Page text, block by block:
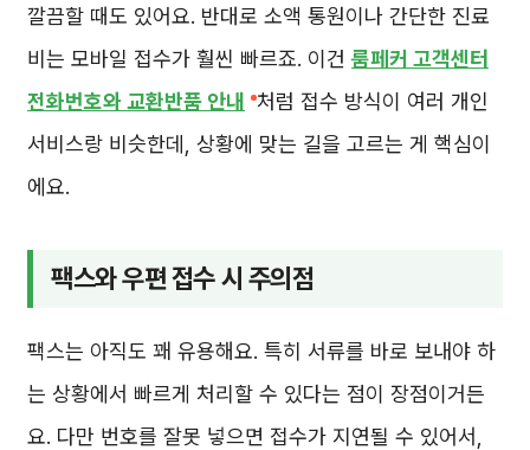
깔끔할 때도 있어요. 반대로 소액 통원이나 간단한 진료
비는 모바일 접수가 훨씬 빠르죠. 이건룸페커 고객센터
전화번호와 교환반품 안내
처럼 접수 방식이 여러 개인
서비스랑 비슷한데, 상황에 맞는 길을 고르는 게 핵심이
에요.
팩스와 우편 접수 시 주의점
팩스는 아직도 꽤 유용해요. 특히 서류를 바로 보내야 하
는 상황에서 빠르게 처리할 수 있다는 점이 장점이거든
요. 다만 번호를 잘못 넣으면 접수가 지연될 수 있어서,